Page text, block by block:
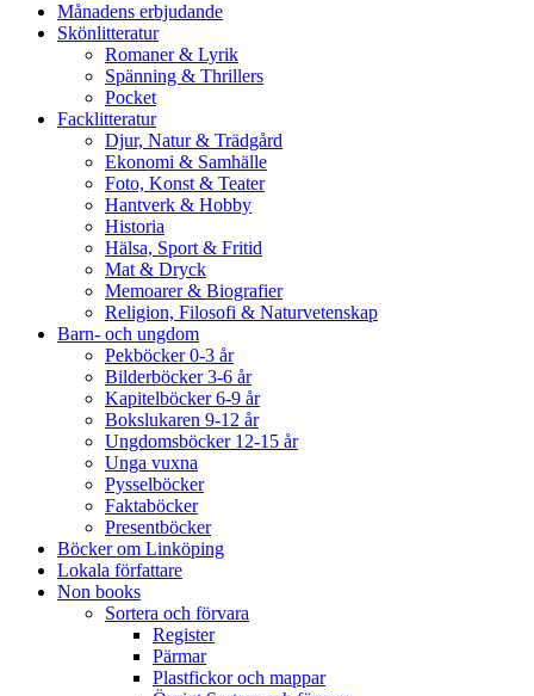
Månadens erbjudande
Skönlitteratur
Romaner & Lyrik
Spänning & Thrillers
Pocket
Facklitteratur
Djur, Natur & Trädgård
Ekonomi & Samhälle
Foto, Konst & Teater
Hantverk & Hobby
Historia
Hälsa, Sport & Fritid
Mat & Dryck
Memoarer & Biografier
Religion, Filosofi & Naturvetenskap
Barn- och ungdom
Pekböcker 0-3 år
Bilderböcker 3-6 år
Kapitelböcker 6-9 år
Bokslukaren 9-12 år
Ungdomsböcker 12-15 år
Unga vuxna
Pysselböcker
Faktaböcker
Presentböcker
Böcker om Linköping
Lokala författare
Non books
Sortera och förvara
Register
Pärmar
Plastfickor och mappar